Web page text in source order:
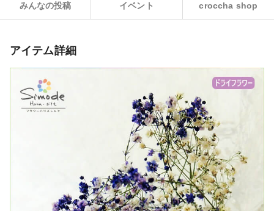
みんなの投稿 イベント croccha shop
アイテム詳細